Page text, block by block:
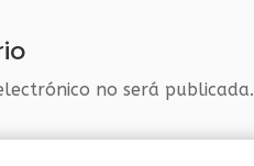
no será publicada.